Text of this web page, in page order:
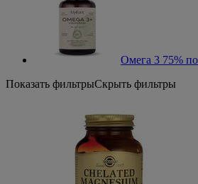
Омега 3 75%
Показать фильтрыСкрыть фильтры